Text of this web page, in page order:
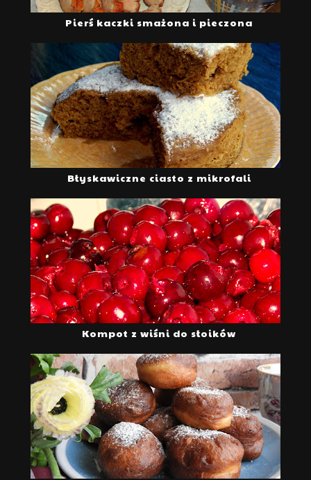
Pierś kaczki smażona i pieczona
Błyskawiczne ciasto z mikrofali
Kompot z wiśni do słoików